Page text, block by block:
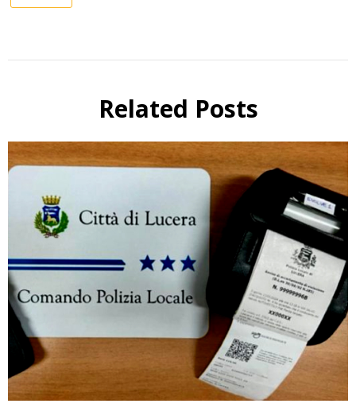
Related Posts